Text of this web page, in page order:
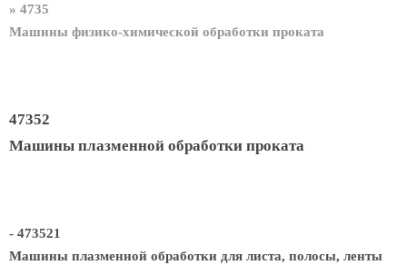
» 4735
Машины физико-химической обработки проката
47352
Машины плазменной обработки проката
- 473521
Машины плазменной обработки для листа, полосы, ленты